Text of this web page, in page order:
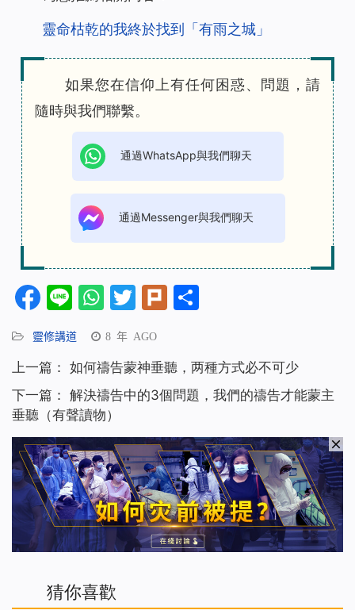
靈命枯乾的我終於找到「有雨之城」
如果您在信仰上有任何困惑、問題，請
隨時與我們聯繫。
通過WhatsApp與我們聊天
通過Messenger與我們聊天
Facebook
LineWhatsApp
Twitter
Plurk
靈修講道 8 年 AGO
上一篇： 如何禱告蒙神垂聽，两種方式必不可少
下一篇： 解決禱告中的3個問題，我們的禱告才能蒙主
垂聽（有聲讀物）
猜你喜歡